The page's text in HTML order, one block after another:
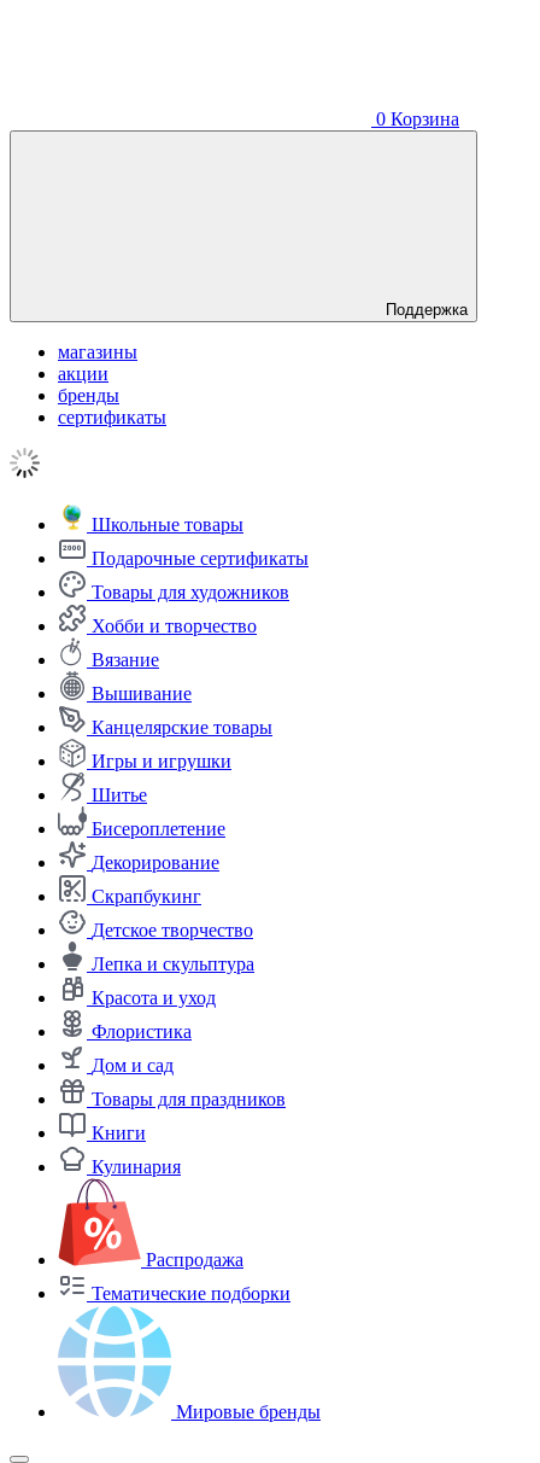
0 Корзина
Поддержка
магазины
акции
бренды
сертификаты
Школьные товары
Подарочные сертификаты
Товары для художников
Хобби и творчество
Вязание
Вышивание
Канцелярские товары
Игры и игрушки
Шитье
Бисероплетение
Декорирование
Скрапбукинг
Детское творчество
Лепка и скульптура
Красота и уход
Флористика
Дом и сад
Товары для праздников
Книги
Кулинария
Распродажа
Тематические подборки
Мировые бренды